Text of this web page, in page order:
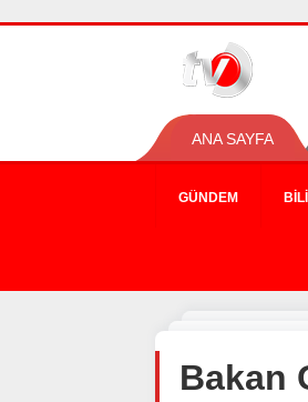
ANA SAYFA
GÜNDEM
Bakan